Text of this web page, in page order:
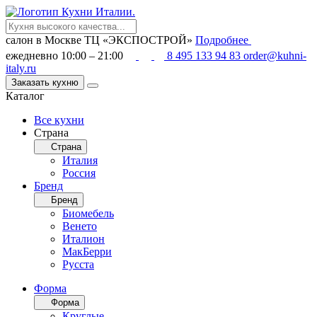
салон в Москве ТЦ «ЭКСПОСТРОЙ» Подробнее
ежедневно 10:00 – 21:00
8 495 133 94 83 order@kuhni-
italy.ru
Заказать кухню
Каталог
Все кухни
Страна
Страна
Италия
Россия
Бренд
Бренд
Биомебель
Венето
Италион
МакБерри
Русста
Форма
Форма